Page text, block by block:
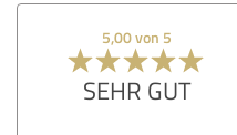
5,00 von 5
SEHR GUT